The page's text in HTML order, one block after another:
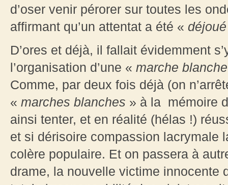
d’oser venir pérorer sur toutes les
affirmant qu’un attentat a été «
D’ores et déjà, il fallait évidemment
l’organisation d’une « marche blanche
Comme, par deux fois déjà (on
« marches blanches » à la mémoire
ainsi tenter, et en réalité (hélas !)
et si dérisoire compassion lacrymale
colère populaire. Et on passera à
drame, la nouvelle victime innocente